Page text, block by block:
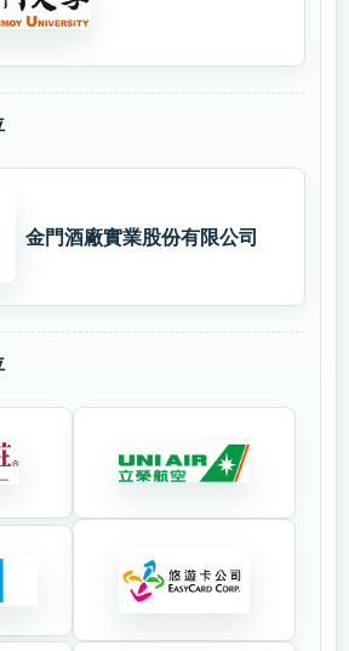
金門酒廠實業股份有限公司